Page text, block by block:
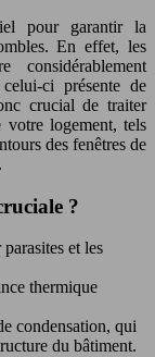
pour garantir la
En effet, les
considérablement
ci présente de
crucial de traiter
votre logement, tels
des fenêtres de
?
et les
thermique
condensation, qui
du bâtiment.